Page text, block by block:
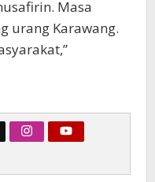
Masa
urang Karawang.